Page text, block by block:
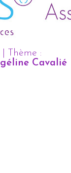
Thème :
Cavalié